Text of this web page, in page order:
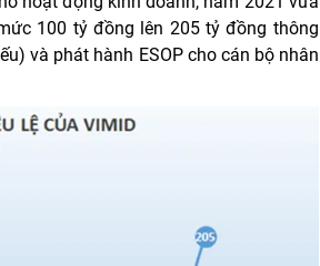
100 tỷ đồng lên 205 tỷ đồng thông
và phát hành ESOP cho cán bộ nhân